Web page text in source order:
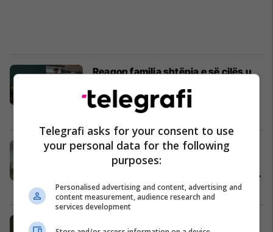
Reagon familja shtëpia e së cilës u
“Adolescence”: Ndihemi sikur
fituam lotarinë
TV / Film 24/03/2025
Kryeministri britanik kundër krijimit
të një ministrie për burrat pas
zgjidhja për krizën e djemve të rinj
Yjet 24/03/2025
Telegrafi asks for your consent to use
your personal data for the following
purposes:
Personalised advertising and content, advertising and
content measurement, audience research and
services development